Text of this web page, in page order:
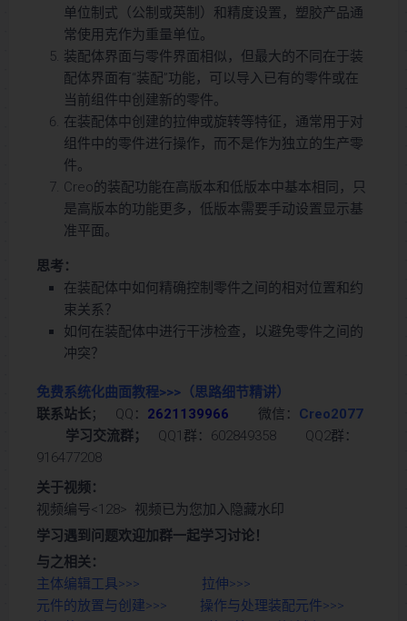
单位制式（公制或英制）和精度设置，塑胶产品通
常使用克作为重量单位。
装配体界面与零件界面相似，但最大的不同在于装
配体界面有“装配”功能，可以导入已有的零件或在
当前组件中创建新的零件。
在装配体中创建的拉伸或旋转等特征，通常用于对
组件中的零件进行操作，而不是作为独立的生产零
件。
Creo的装配功能在高版本和低版本中基本相同，只
是高版本的功能更多，低版本需要手动设置显示基
准平面。
思考：
在装配体中如何精确控制零件之间的相对位置和约
束关系？
如何在装配体中进行干涉检查，以避免零件之间的
冲突？
免费系统化曲面教程>>> （思路细节精讲）
联系站长； QQ： 2621139966 微信： Creo2077
学习交流群；
QQ1群：602849358 QQ2群：
916477208
关于视频：
视频编号<128> 视频已为您加入隐藏水印
学习遇到问题欢迎加群一起学习讨论！
与之相关：
主体编辑工具>>>
拉伸>>>
元件的放置与创建>>>
操作与处理装配元件>>>